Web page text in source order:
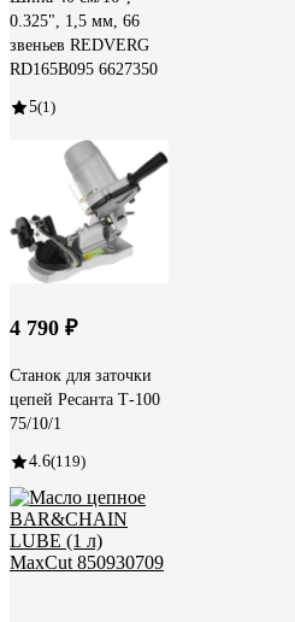
0.325", 1,5 мм, 66
звеньев REDVERG
RD165B095 6627350
5(1)
4 790 ₽
Станок для заточки
цепей Ресанта Т-100
75/10/1
4.6(119)